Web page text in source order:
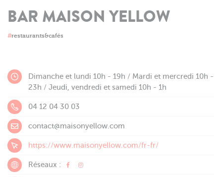
BAR MAISON YELLOW
#restaurants&cafés
Dimanche et lundi 10h - 19h / Mardi et mercredi 10h -
23h / Jeudi, vendredi et samedi 10h - 1h
04 12 04 30 03
contact@maisonyellow.com
https://www.maisonyellow.com/fr-fr/
Réseaux :